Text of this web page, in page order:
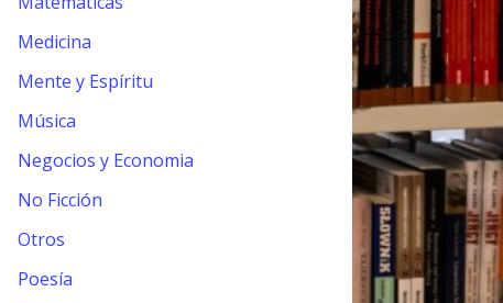
Medicina
Mente y Espíritu
Música
Negocios y Economia
No Ficción
Otros
Poesía